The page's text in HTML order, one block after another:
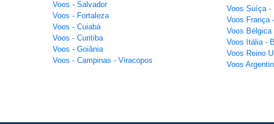
Voos - Salvador
Voos - Fortaleza
Voos - Cuiabá
Voos - Curitiba
Voos - Goiânia
Voos - Campinas - Viracopos
Voos Suíça -
Voos França
Voos Bélgica
Voos Itália -
Voos Reino
Voos